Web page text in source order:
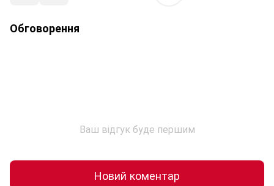
Обговорення
Ваш відгук буде першим
Новий коментар